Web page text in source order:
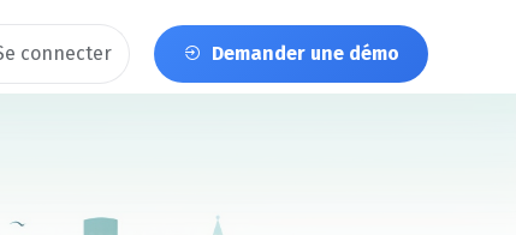
connecter Demander une démo